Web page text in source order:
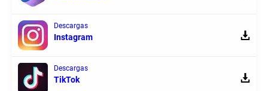
Descargas
Instagram
Descargas
TikTok